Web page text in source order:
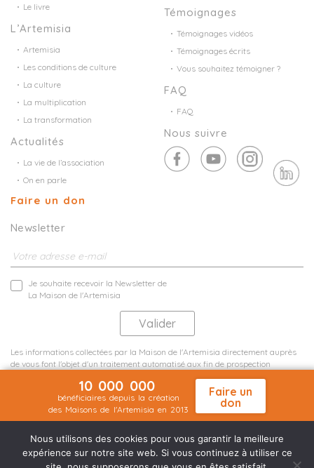
Le livre
L’Artemisia
Artemisia
Les conditions de culture
La culture
La multiplication
La transformation
Actualités
La vie de l’association
On en parle
Faire un don
Témoignages
Témoignages vidéos
Témoignages écrits
Vous souhaitez témoigner ?
FAQ
FAQ
Nous suivre
Newsletter
Je souhaite recevoir la Newsletter de
La Maison de l'Artemisia
Les informations collectées par la Maison de l'Artemisia directement auprès
de vous font l'objet d'un traitement automatisé aux fin de prospection
10 000 000
bénéficiaires depuis la création
des Maisons de l'Artemisia en 2013
Faire un
don
Nous utilisons des cookies pour vous garantir la meilleure
expérience sur notre site web. Si vous continuez à utiliser ce